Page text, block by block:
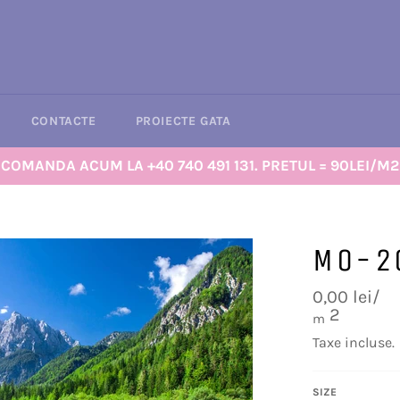
CONTACTE PROIECTE GATA
COMANDA ACUM LA +40 740 491 131. PRETUL = 90LEI/M2
MO-
Preț
obișnuit
0,00 lei/
m 2
Taxe incluse.
SIZE